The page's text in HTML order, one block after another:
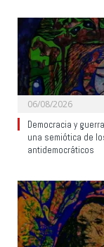
06/08/2026
Democracia y
una semiótica de
antidemocráticos